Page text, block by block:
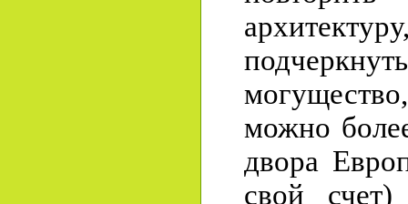
можно
двора
свой